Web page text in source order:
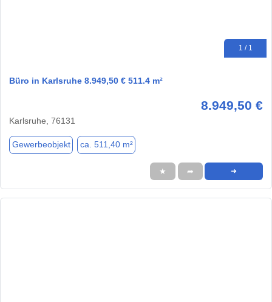
1 / 1
Büro in Karlsruhe 8.949,50 € 511.4 m²
8.949,50 €
Karlsruhe, 76131
Gewerbeobjekt ca. 511,40 m²
★ ➦ ➜